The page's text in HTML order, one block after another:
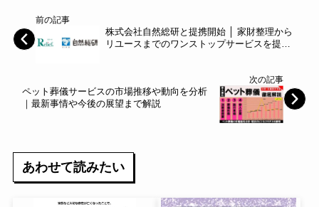
前の記事
株式会社自然総研と提携開始 │ 家財整理から
リユースまでのワンストップサービスを提供
次の記事
ペット葬儀サービスの市場推移や動向を分析
｜最新事情や今後の展望まで解説
あわせて読みたい